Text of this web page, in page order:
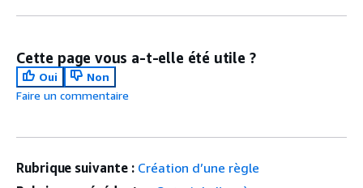
Cette page vous a-t-elle été utile ?
Oui
Non
Faire un commentaire
Rubrique suivante : Création d’une règle